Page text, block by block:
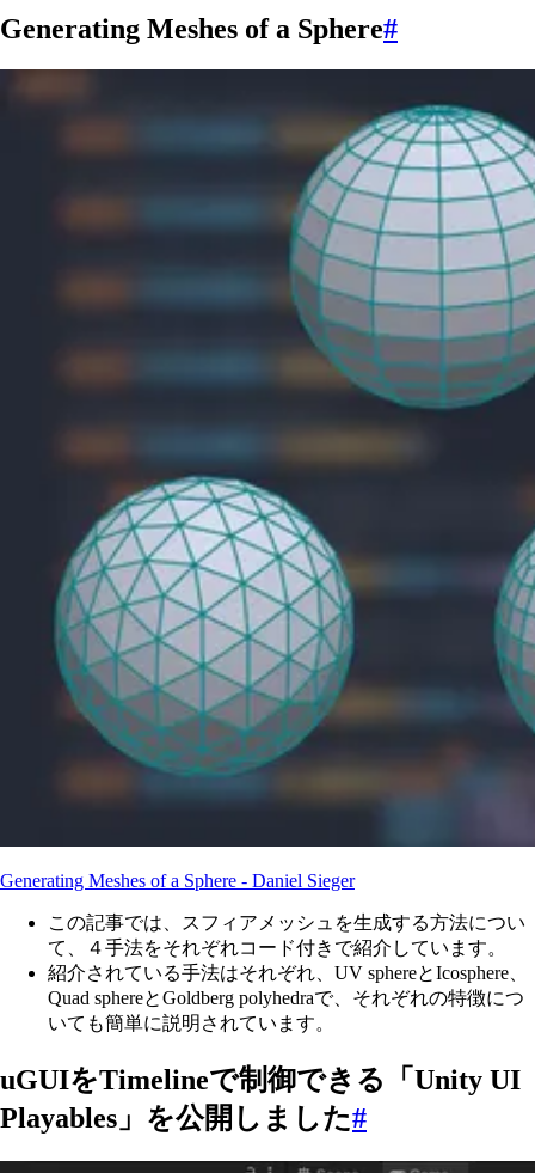
Generating Meshes of a Sphere#
Generating Meshes of a Sphere - Daniel Sieger
この記事では、スフィアメッシュを生成する方法につい
て、４手法をそれぞれコード付きで紹介しています。
紹介されている手法はそれぞれ、UV sphereとIcosphere、
Quad sphereとGoldberg polyhedraで、それぞれの特徴につ
いても簡単に説明されています。
uGUIをTimelineで制御できる「Unity UI
Playables」を公開しました#